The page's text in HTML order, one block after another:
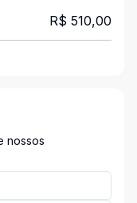
R$ 510,00
nossos